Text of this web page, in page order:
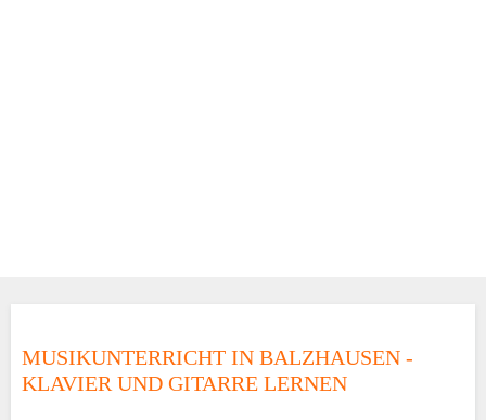
MUSIKUNTERRICHT IN BALZHAUSEN -
KLAVIER UND GITARRE LERNEN